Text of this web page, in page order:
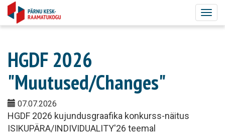
HGDF 2026
"Muutused/Changes"
07.07.2026
HGDF 2026 kujundusgraafika konkurss-näitus
ISIKUPÄRA/INDIVIDUALITY'26 teemal